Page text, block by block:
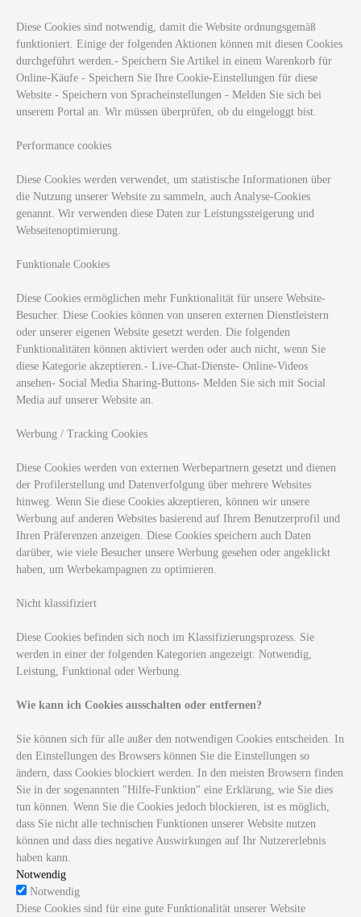
Diese Cookies sind notwendig, damit die Website ordnungsgemäß
funktioniert. Einige der folgenden Aktionen können mit diesen Cookies
durchgeführt werden.- Speichern Sie Artikel in einem Warenkorb für
Online-Käufe - Speichern Sie Ihre Cookie-Einstellungen für diese
Website - Speichern von Spracheinstellungen - Melden Sie sich bei
unserem Portal an. Wir müssen überprüfen, ob du eingeloggt bist.
Performance cookies
Diese Cookies werden verwendet, um statistische Informationen über
die Nutzung unserer Website zu sammeln, auch Analyse-Cookies
genannt. Wir verwenden diese Daten zur Leistungssteigerung und
Webseitenoptimierung.
Funktionale Cookies
Diese Cookies ermöglichen mehr Funktionalität für unsere Website-
Besucher. Diese Cookies können von unseren externen Dienstleistern
oder unserer eigenen Website gesetzt werden. Die folgenden
Funktionalitäten können aktiviert werden oder auch nicht, wenn Sie
diese Kategorie akzeptieren.- Live-Chat-Dienste- Online-Videos
ansehen- Social Media Sharing-Buttons- Melden Sie sich mit Social
Media auf unserer Website an.
Werbung / Tracking Cookies
Diese Cookies werden von externen Werbepartnern gesetzt und dienen
der Profilerstellung und Datenverfolgung über mehrere Websites
hinweg. Wenn Sie diese Cookies akzeptieren, können wir unsere
Werbung auf anderen Websites basierend auf Ihrem Benutzerprofil und
Ihren Präferenzen anzeigen. Diese Cookies speichern auch Daten
darüber, wie viele Besucher unsere Werbung gesehen oder angeklickt
haben, um Werbekampagnen zu optimieren.
Nicht klassifiziert
Diese Cookies befinden sich noch im Klassifizierungsprozess. Sie
werden in einer der folgenden Kategorien angezeigt: Notwendig,
Leistung, Funktional oder Werbung.
Wie kann ich Cookies ausschalten oder entfernen?
Sie können sich für alle außer den notwendigen Cookies entscheiden. In
den Einstellungen des Browsers können Sie die Einstellungen so
ändern, dass Cookies blockiert werden. In den meisten Browsern finden
Sie in der sogenannten "Hilfe-Funktion" eine Erklärung, wie Sie dies
tun können. Wenn Sie die Cookies jedoch blockieren, ist es möglich,
dass Sie nicht alle technischen Funktionen unserer Website nutzen
können und dass dies negative Auswirkungen auf Ihr Nutzererlebnis
haben kann.
Notwendig
Notwendig
Diese Cookies sind für eine gute Funktionalität unserer Website